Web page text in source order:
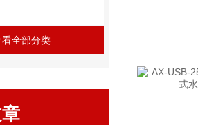
看全部分类